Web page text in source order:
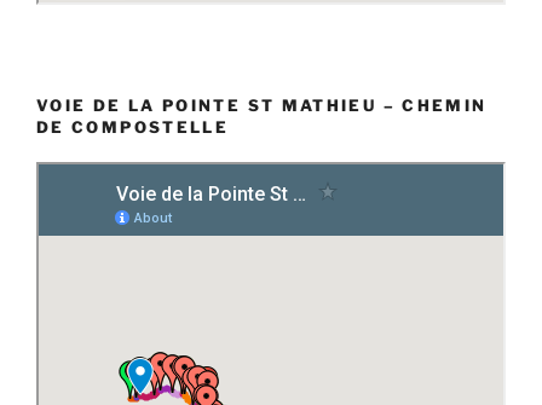
VOIE DE LA POINTE ST MATHIEU – CHEMIN
DE COMPOSTELLE